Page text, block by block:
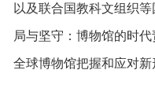
以及联合国教科文组织
局与坚守：博物馆的时
全球博物馆把握和应对新